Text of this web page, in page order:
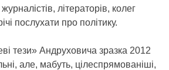
літераторів, колег
послухати про політику.
тези» Андруховича зразка 2012
але, мабуть, цілеспрямованіші,